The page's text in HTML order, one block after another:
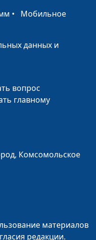
Бритов,
жизни»
• Мобильное
данных и
вопрос
главному
Комсомольское
материалов
редакции.